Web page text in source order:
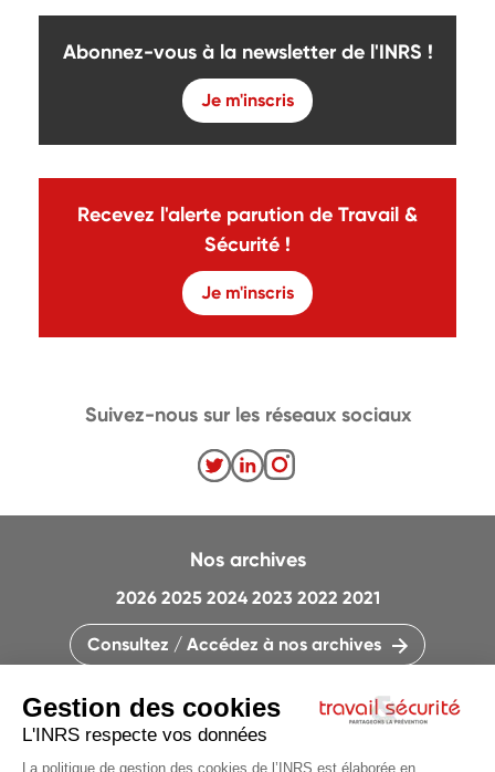
Abonnez-vous à la newsletter de l'INRS !
Je m'inscris
Recevez l'alerte parution de Travail &
Sécurité !
Je m'inscris
CONTACTEZ LA RÉDACTION
Nos archives
2026 2025 2024 2023 2022 2021
Consultez / Accédez à nos archives
Suivez-nous sur les réseaux sociaux